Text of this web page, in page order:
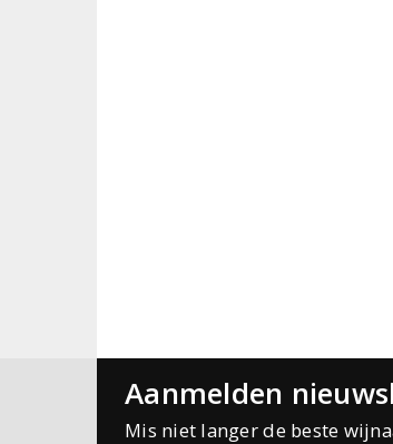
Aanmelden
Mis niet langer de beste